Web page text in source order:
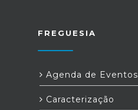
FREGUESIA
Agenda de Eventos
Caracterização